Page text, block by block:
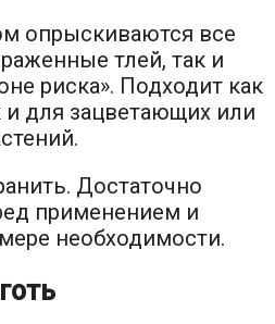
опрыскиваются все
тлей, так и
риска». Подходит как
и для зацветающих или
Достаточно
применением и
необходимости.